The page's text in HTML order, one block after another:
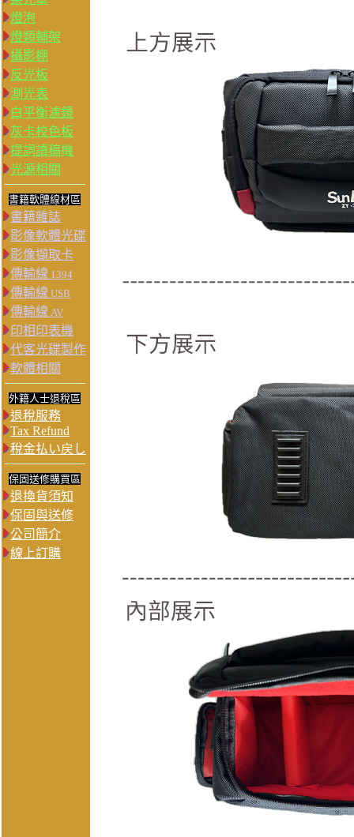
燈泡
燈類輔架
攝影棚
反光板
測光表
白平衡濾鏡
灰卡校色板
提詞讀稿機
光源相關
書籍軟體線材區
書籍雜誌
影像軟體光碟
影像擷取卡
傳輸線 1394
傳輸線 USB
傳輸線 AV
印相印表機
代客光碟製作
軟體相關
外籍人士退稅區
退稅服務
Tax Refund
稅金払い戻し
保固送修購買區
退換貨須知
保固與送修
公司簡介
線上訂購